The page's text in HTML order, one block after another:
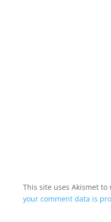
This site uses Akismet to
your comment data is